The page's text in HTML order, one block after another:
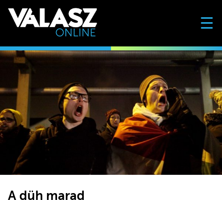
☰
A düh marad